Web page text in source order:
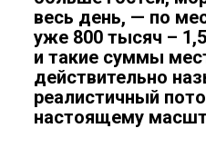
весь день, — по
уже 800 тысяч –
и такие суммы
действительно
реалистичный
настоящему